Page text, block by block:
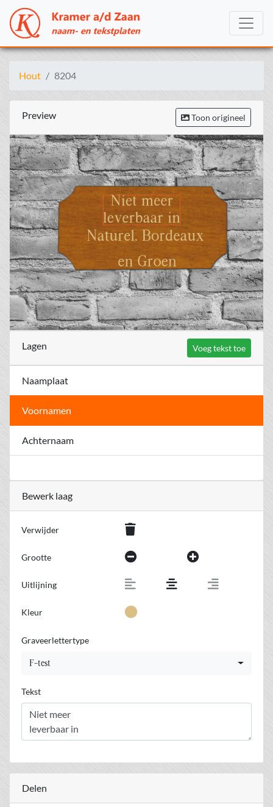
Hout 8204
Preview Toon origineel
Lagen Voeg tekst toe
Naamplaat
Voornamen
Achternaam
Bewerk laag
Verwijder
Grootte
Uitlijning
Kleur
Graveerlettertype
F-test
Tekst
Delen